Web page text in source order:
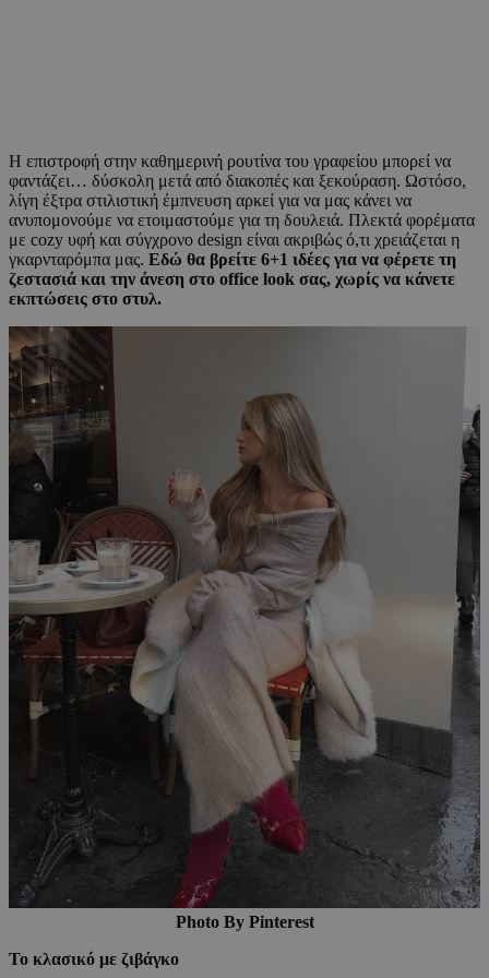
Η επιστροφή στην καθημερινή ρουτίνα του γραφείου μπορεί να
φαντάζει… δύσκολη μετά από διακοπές και ξεκούραση. Ωστόσο,
λίγη έξτρα στιλιστική έμπνευση αρκεί για να μας κάνει να
ανυπομονούμε να ετοιμαστούμε για τη δουλειά. Πλεκτά φορέματα
με cozy υφή και σύγχρονο design είναι ακριβώς ό,τι χρειάζεται η
γκαρνταρόμπα μας. Εδώ θα βρείτε 6+1 ιδέες για να φέρετε τη
ζεστασιά και την άνεση στο office look σας, χωρίς να κάνετε
εκπτώσεις στο στυλ.
Photo By Pinterest
Το κλασικό με ζιβάγκο